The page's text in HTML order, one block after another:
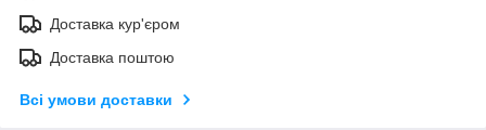
Доставка кур'єром
Доставка поштою
Всі умови доставки